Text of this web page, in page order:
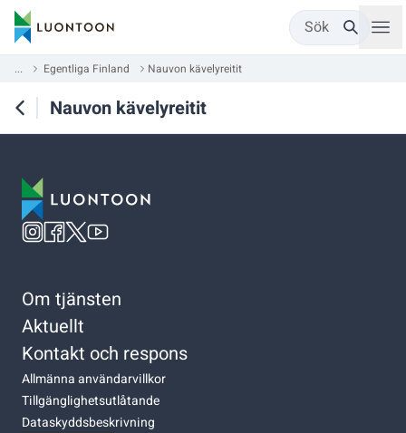
Sök
... Egentliga Finland Nauvon kävelyreitit
Nauvon kävelyreitit
Om tjänsten
Aktuellt
Kontakt och respons
Allmänna användarvillkor
Tillgänglighetsutlåtande
Dataskyddsbeskrivning